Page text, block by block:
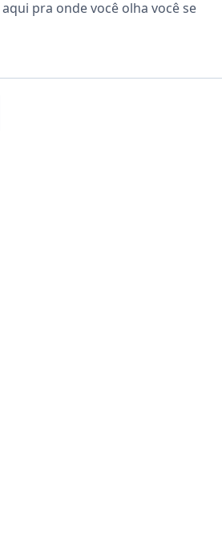
pra onde você olha você se